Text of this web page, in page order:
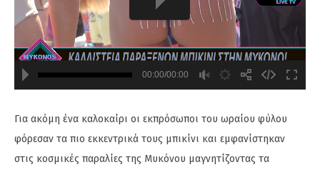
480
00:00/00:00
Για ακόμη ένα καλοκαίρι οι εκπρόσωποι του ωραίου φύλου
φόρεσαν τα πιο εκκεντρικά τους μπικίνι και εμφανίστηκαν
στις κοσμικές παραλίες της Μυκόνου μαγνητίζοντας τα